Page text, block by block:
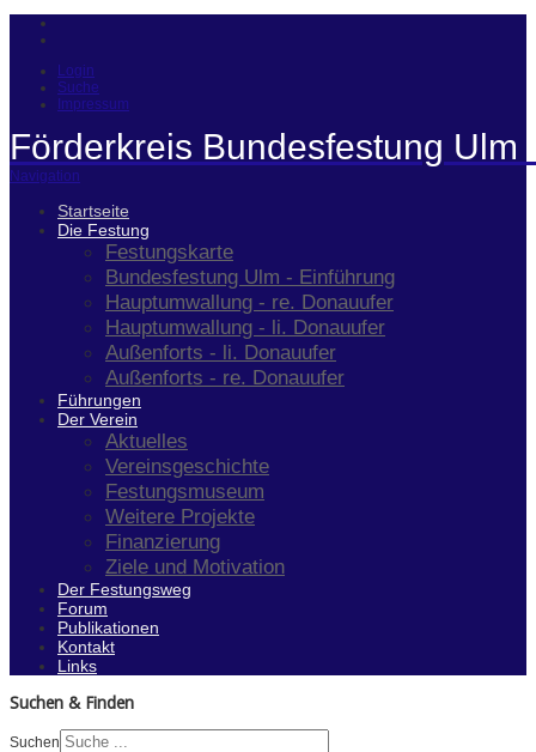
Login
Suche
Impressum
Förderkreis Bundesfestung Ulm
Navigation
Startseite
Die Festung
Festungskarte
Bundesfestung Ulm - Einführung
Hauptumwallung - re. Donauufer
Hauptumwallung - li. Donauufer
Außenforts - li. Donauufer
Außenforts - re. Donauufer
Führungen
Der Verein
Aktuelles
Vereinsgeschichte
Festungsmuseum
Weitere Projekte
Finanzierung
Ziele und Motivation
Der Festungsweg
Forum
Publikationen
Kontakt
Links
Suchen & Finden
Suchen